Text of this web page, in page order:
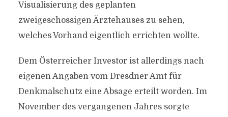
Visualisierung des geplanten
zweigeschossigen Ärztehauses zu sehen,
welches Vorhand eigentlich errichten wollte.
Dem Österreicher Investor ist allerdings nach
eigenen Angaben vom Dresdner Amt für
Denkmalschutz eine Absage erteilt worden. Im
November des vergangenen Jahres sorgte